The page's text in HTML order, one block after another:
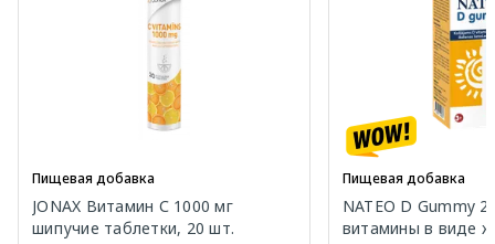
Пищевая добавка
JONAX Витамин С 1000 мг
шипучие таблетки, 20 шт.
Пищевая добавка
NATEO D Gummy
витамины в виде